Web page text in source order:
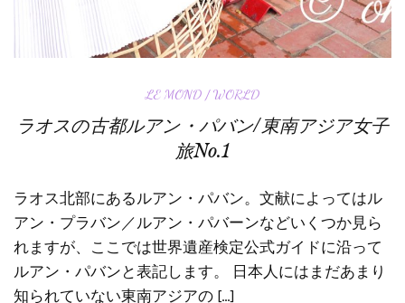
LE MOND / WORLD
ラオスの古都ルアン・パバン/東南アジア女子
旅No.1
ラオス北部にあるルアン・パバン。文献によってはル
アン・プラバン／ルアン・パバーンなどいくつか見ら
れますが、ここでは世界遺産検定公式ガイドに沿って
ルアン・パバンと表記します。 日本人にはまだあまり
知られていない東南アジアの […]